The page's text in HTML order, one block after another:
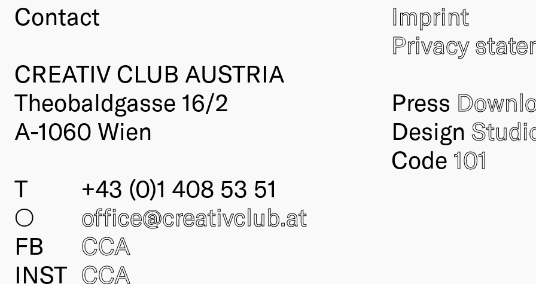
Contact
CREATIV CLUB AUSTRIA
Theobaldgasse 16/2
A-1060 Wien
T
+43 (0)1 408 53 51
○
office@creativclub.at
FB
CCA
INST CCA
Imprint
Privacy
Press
Design
Code 101